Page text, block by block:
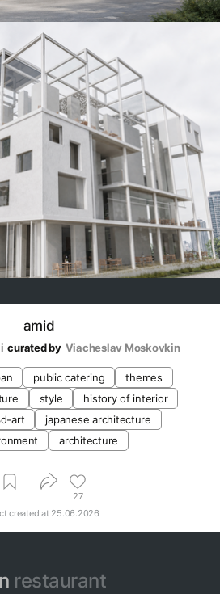
amid
curated by Viacheslav Moskovkin
public catering
themes
style
history of interior
art
japanese architecture
architecture
27
created at 25.06.2026
restaurant